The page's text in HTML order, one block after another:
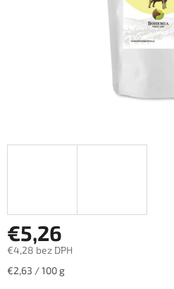
€5,26
€4,28 bez DPH
Jednotková
€2,63 / 100 g